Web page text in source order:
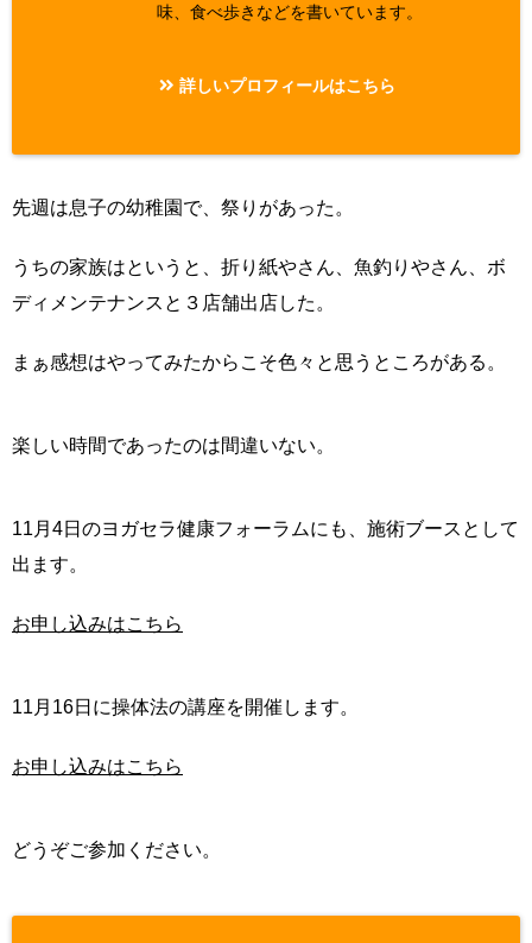
味、食べ歩きなどを書いています。
詳しいプロフィールはこちら
先週は息子の幼稚園で、祭りがあった。
うちの家族はというと、折り紙やさん、魚釣りやさん、ボ
ディメンテナンスと３店舗出店した。
まぁ感想はやってみたからこそ色々と思うところがある。
楽しい時間であったのは間違いない。
11月4日のヨガセラ健康フォーラムにも、施術ブースとして
出ます。
お申し込みはこちら
11月16日に操体法の講座を開催します。
お申し込みはこちら
どうぞご参加ください。